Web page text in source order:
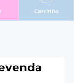
Carrinho